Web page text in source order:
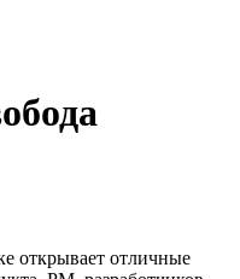
открывает отличные